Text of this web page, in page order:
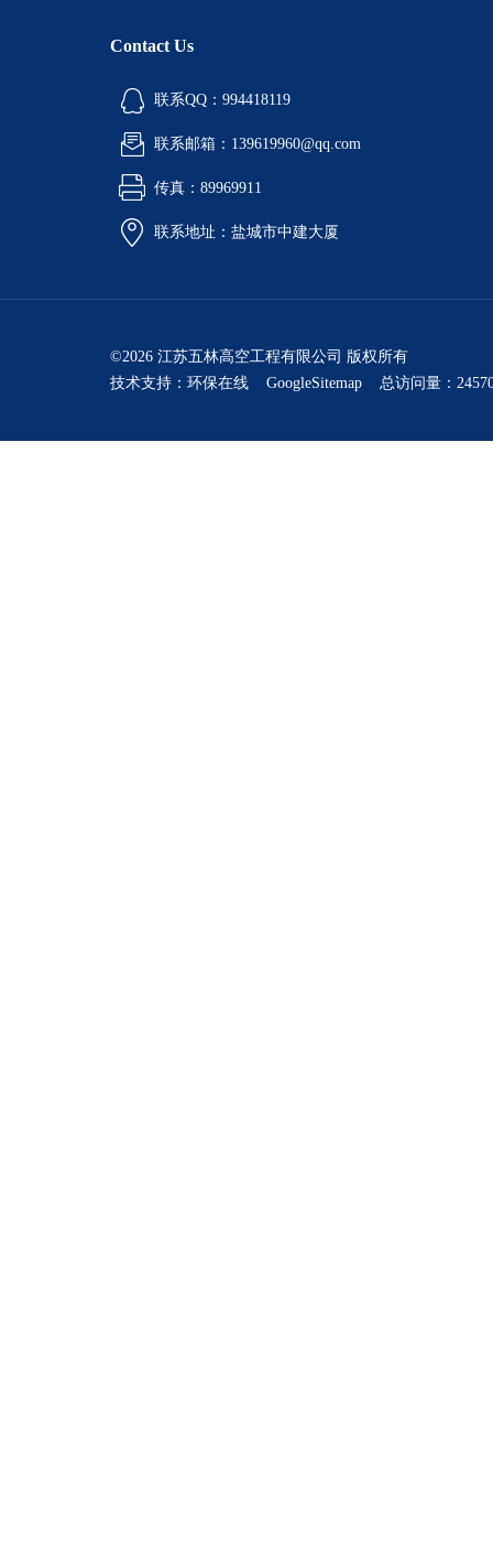
Contact Us
联系QQ：994418119
联系邮箱：139619960@qq.com
传真：89969911
联系地址：盐城市中建大厦
©2026 江苏五林高空工程有限公司 版权所有
技术支持： 环保在线 GoogleSitemap 总访问量：